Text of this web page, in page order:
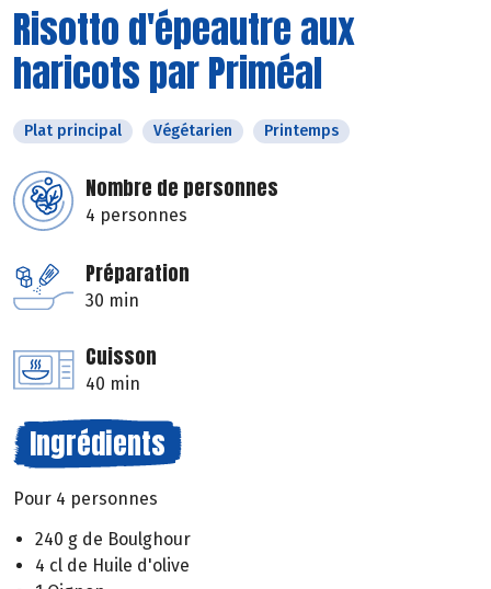
Risotto d'épeautre aux
haricots par Priméal
Plat principal Végétarien Printemps
Nombre de personnes
4 personnes
Préparation
30 min
Cuisson
40 min
Ingrédients
Pour 4 personnes
240 g de Boulghour
4 cl de Huile d'olive